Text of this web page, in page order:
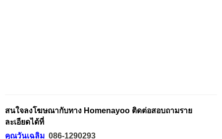
สนใจลงโฆษณากับทาง Homenayoo ติดต่อสอบถามราย
ละเอียดได้ที่
คุณวันเฉลิม 086-1290293